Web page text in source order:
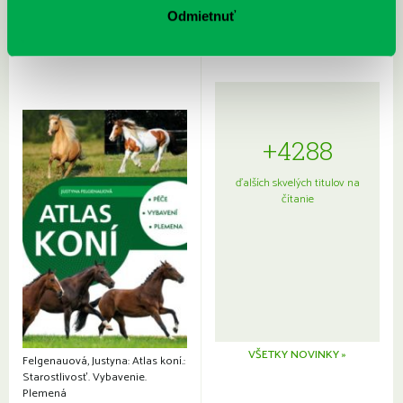
Odmietnuťjaponskou kuchyňou a etiketou
Felgenauová, Justyna: Atlas koní.:
Starostlivosť. Vybavenie.
Plemená
+4288
ďalších skvelých titulov na
čítanie
VŠETKY NOVINKY »